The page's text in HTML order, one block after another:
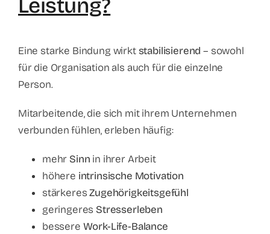
Leistung?
Eine starke Bindung wirkt stabilisierend – sowohl
für die Organisation als auch für die einzelne
Person.
Mitarbeitende, die sich mit ihrem Unternehmen
verbunden fühlen, erleben häufig:
mehr Sinn in ihrer Arbeit
höhere intrinsische Motivation
stärkeresZugehörigkeitsgefühl
geringeres Stresserleben
bessere Work-Life-Balance